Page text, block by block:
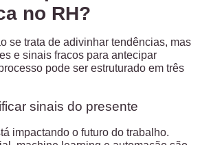
no RH?
se trata de adivinhar tendências, mas
e sinais fracos para antecipar
pode ser estruturado em três
sinais do presente
impactando o futuro do trabalho.